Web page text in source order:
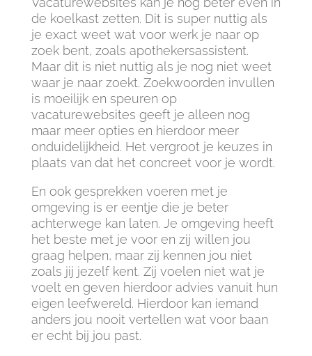
de koelkast zetten. Dit is super nuttig als
je exact weet wat voor werk je naar op
zoek bent, zoals apothekersassistent.
Maar dit is niet nuttig als je nog niet weet
waar je naar zoekt. Zoekwoorden invullen
is moeilijk en speuren op
vacaturewebsites geeft je alleen nog
maar meer opties en hierdoor meer
onduidelijkheid. Het vergroot je keuzes in
plaats van dat het concreet voor je wordt.
En ook gesprekken voeren met je
omgeving is er eentje die je beter
achterwege kan laten. Je omgeving heeft
het beste met je voor en zij willen jou
graag helpen, maar zij kennen jou niet
zoals jij jezelf kent. Zij voelen niet wat je
voelt en geven hierdoor advies vanuit hun
eigen leefwereld. Hierdoor kan iemand
anders jou nooit vertellen wat voor baan
er echt bij jou past.